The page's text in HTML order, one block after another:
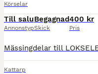
Körselar
Till salu
Annonstyp
Begagnad
Skick
400 kr
Pris
Kattarp